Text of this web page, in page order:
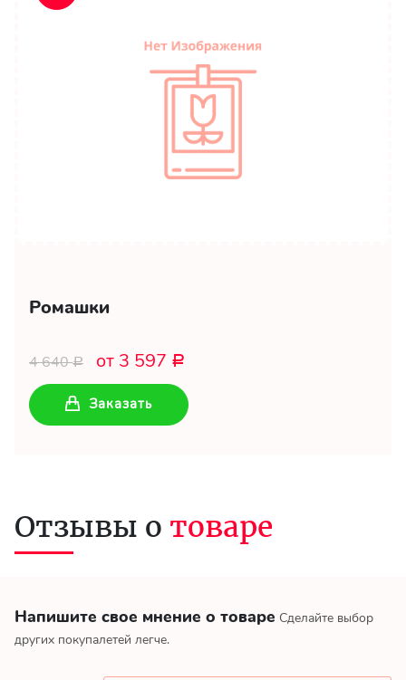
Ромашки
4 640Р от 3 597 Р
Заказать
Напишите свое мнение о товаре Сделайте выбор
других покупалетей легче.
Отзывы о товаре